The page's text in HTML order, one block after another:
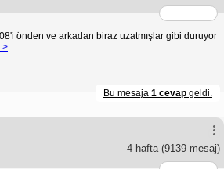
önden ve arkadan biraz uzatmışlar gibi duruyor
>
Bu mesaja 1 cevap geldi.
4 hafta(9139 mesaj)